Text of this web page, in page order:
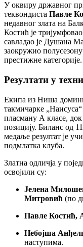
У оквиру државног
теквондиста Павле
недавног злата на
Костић је
савладао је Душана
заокружио полусезону
престижне категорије.
Резултати у
Екипа из Ниша
такмичарке
пласману А класе,
позицију. Биланс од
медаље резултат је
подмлатка клуба.
Златна одличја у
освојили су:
Јелена
Митровић (по
Павле Костић,
Небојша
наступима.